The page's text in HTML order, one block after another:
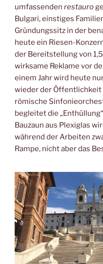
umfassenden restauro
Bulgari, einstiges
Gründungssitz in der
heute ein Riesen-
der Bereitstellung von
wirksame Reklame vor
einem Jahr wird heute
wieder der Öffentlichkeit
römische
begleitet die
Bauzaun aus Plexiglas
während der Arbeiten
Rampe, nicht aber das